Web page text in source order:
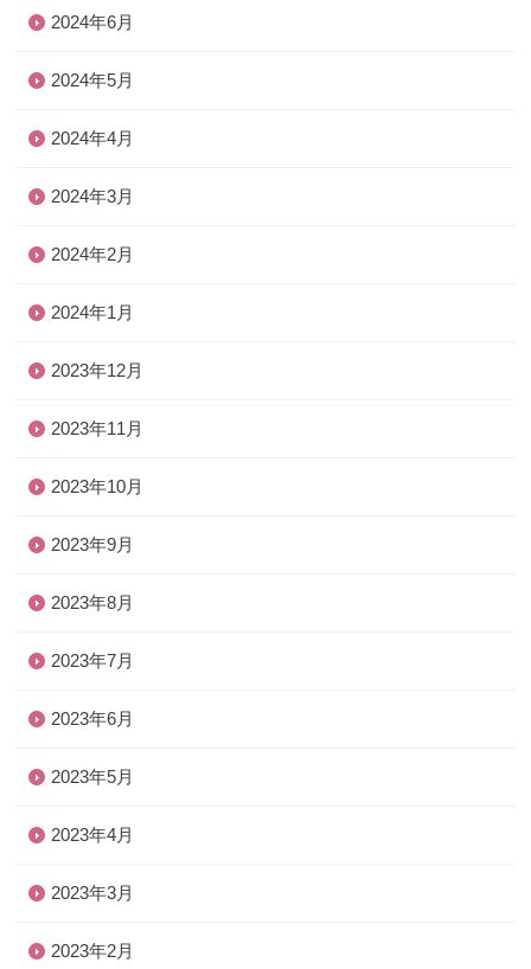
2024年6月
2024年5月
2024年4月
2024年3月
2024年2月
2024年1月
2023年12月
2023年11月
2023年10月
2023年9月
2023年8月
2023年7月
2023年6月
2023年5月
2023年4月
2023年3月
2023年2月